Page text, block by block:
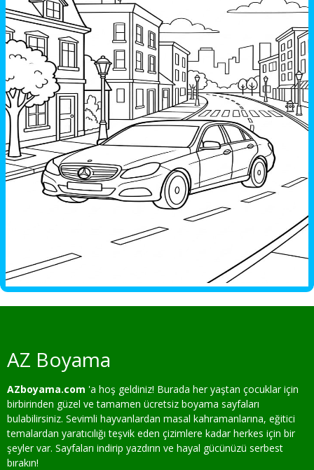
AZ Boyama
AZboyama.com 'a hoş geldiniz! Burada her yaştan çocuklar için
birbirinden güzel ve tamamen ücretsiz boyama sayfaları
bulabilirsiniz. Sevimli hayvanlardan masal kahramanlarına, eğitici
temalardan yaratıcılığı teşvik eden çizimlere kadar herkes için bir
şeyler var. Sayfaları indirip yazdırın ve hayal gücünüzü serbest
bırakın!